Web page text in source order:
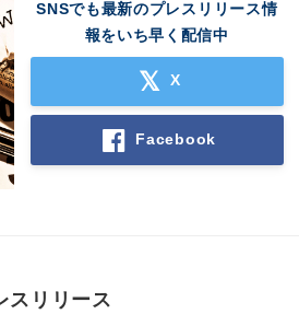
SNSでも最新のプレスリリース情
報をいち早く配信中
X
Facebook
スリリース